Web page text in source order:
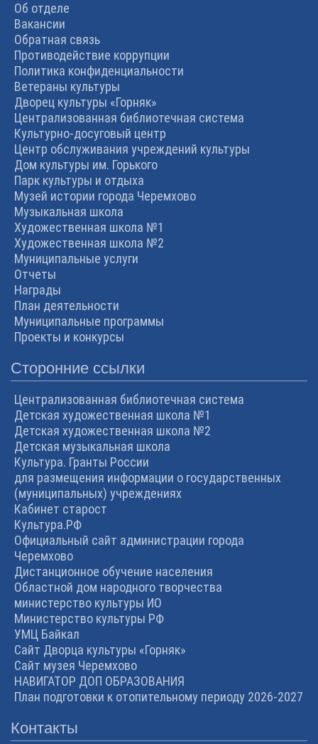
Об отделе
Вакансии
Обратная связь
Противодействие коррупции
Политика конфиденциальности
Ветераны культуры
Дворец культуры «Горняк»
Централизованная библиотечная система
Культурно-досуговый центр
Центр обслуживания учреждений культуры
Дом культуры им. Горького
Парк культуры и отдыха
Музей истории города Черемхово
Музыкальная школа
Художественная школа №1
Художественная школа №2
Муниципальные услуги
Отчеты
Награды
План деятельности
Муниципальные программы
Проекты и конкурсы
Сторонние ссылки
Централизованная библиотечная система
Детская художественная школа №1
Детская художественная школа №2
Детская музыкальная школа
Культура. Гранты России
для размещения информации о государственных
(муниципальных) учреждениях
Кабинет старост
Культура.РФ
Официальный сайт администрации города
Черемхово
Дистанционное обучение населения
Областной дом народного творчества
министерство культуры ИО
Министерство культуры РФ
УМЦ Байкал
Сайт Дворца культуры «Горняк»
Сайт музея Черемхово
НАВИГАТОР ДОП ОБРАЗОВАНИЯ
План подготовки к отопительному периоду 2026-2027
Контакты